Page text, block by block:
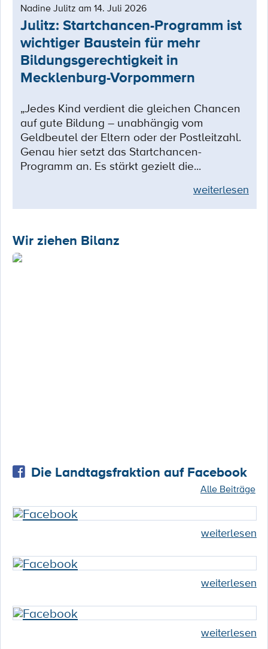
Nadine Julitz am 14. Juli 2026
Julitz: Startchancen-Programm ist
wichtiger Baustein für mehr
Bildungsgerechtigkeit in
Mecklenburg-Vorpommern
„Jedes Kind verdient die gleichen Chancen
auf gute Bildung – unabhängig vom
Geldbeutel der Eltern oder der Postleitzahl.
Genau hier setzt das Startchancen-
Programm an. Es stärkt gezielt die...
weiterlesen
Wir ziehen Bilanz
Die Landtagsfraktion auf Facebook
Alle Beiträge
weiterlesen
weiterlesen
weiterlesen